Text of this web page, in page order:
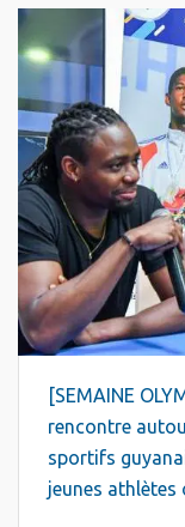
[SEMAINE
rencontre
sportifs
jeunes athlètes